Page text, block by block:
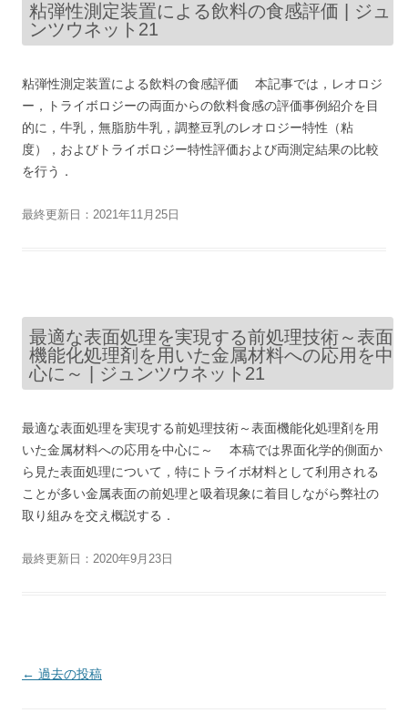
粘弾性測定装置による飲料の食感評価 | ジュ
ンツウネット21
粘弾性測定装置による飲料の食感評価 本記事では，レオロジ
ー，トライボロジーの両面からの飲料食感の評価事例紹介を目
的に，牛乳，無脂肪牛乳，調整豆乳のレオロジー特性（粘
度），およびトライボロジー特性評価および両測定結果の比較
を行う．
最終更新日：2021年11月25日
最適な表面処理を実現する前処理技術～表面
機能化処理剤を用いた金属材料への応用を中
心に～ | ジュンツウネット21
最適な表面処理を実現する前処理技術～表面機能化処理剤を用
いた金属材料への応用を中心に～ 本稿では界面化学的側面か
ら見た表面処理について，特にトライボ材料として利用される
ことが多い金属表面の前処理と吸着現象に着目しながら弊社の
取り組みを交え概説する．
最終更新日：2020年9月23日
投
← 過去の投稿